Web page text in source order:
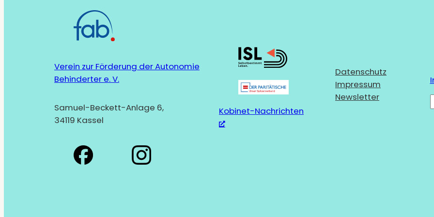
Verein zur Förderung der Autonomie
Behinderter e. V.
Samuel-Beckett-Anlage 6,
34119 Kassel
Kobinet-Nachrichten
Datenschutz
Impressum
Newsletter